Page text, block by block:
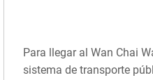
Para llegar al Wan Chai
sistema de transporte